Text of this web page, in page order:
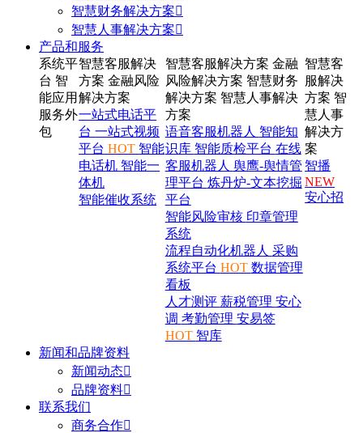
智慧财务解决方案
智慧人事解决方案
产品和服务
系统平
台 智
能应用
服务外
包
智慧客服解决
方案 金融风险
解决方案
一站式电话平
台一站式视频
平台HOT 智能
电话机 智能一
体机
智能催收系统
智慧客服解决方案 金融
风险解决方案 智慧财务
解决方案 智慧人事解决
方案
语音客服机器人 智能知
识库 智能质检平台 在线
客服机器人 舆鹰-舆情管
理平台 炼丹炉-文本挖掘
平台
智能风险审核 印章管理
系统
流程自动化机器人 采购
系统平台 HOT 数据管理
看板
人才测评 薪税管理 安心
调 考勤管理 安易签
HOT 智库
智慧客
服解决
方案 智
慧人事
解决方
案
智播
NEW
安心招
新闻和品牌资料
新闻动态
品牌资料
联系我们
商务合作